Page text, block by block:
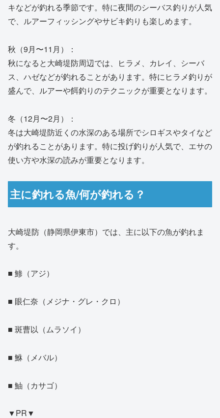
キなどが釣れる季節です。特に夜間のシーバス釣りが人気
で、ルアーフィッシングやサビキ釣りも楽しめます。
秋（9月〜11月）：
秋になると大崎堤防周辺では、ヒラメ、カレイ、シーバ
ス、ハゼなどが釣れることがあります。特にヒラメ釣りが
盛んで、ルアーや餌釣りのテクニックが重要となります。
冬（12月〜2月）：
冬は大崎堤防近くの水深のある場所でシロギスやタイなど
が釣れることがあります。特に投げ釣りが人気で、エサの
使い方や水深の読みが重要となります。
主に釣れる魚/何が釣れる？
大崎堤防（静岡県伊東市）では、主に以下の魚が釣れま
す。
■ 鯵（アジ）
■ 眼仁奈（メジナ・グレ・クロ）
■ 斑曹以（ムラソイ）
■ 鮴（メバル）
■ 鮋（カサゴ）
▼PR▼